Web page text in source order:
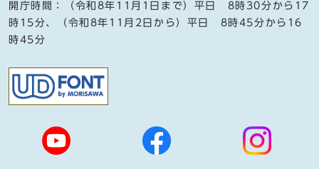
開庁時間：（令和8年11月1日まで）平日 8時30分から17
時15分、（令和8年11月2日から）平日 8時45分から16
時45分